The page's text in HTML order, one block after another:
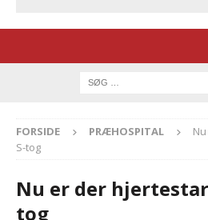
FORSIDE PRÆHOSPITAL
S-tog
Nu er der
tog